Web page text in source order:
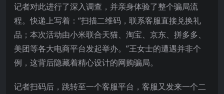
记者对此进行了深入调查，并亲身体验了整个骗局流
程。快递上写着：“扫描二维码，联系客服直接兑换礼
品；本次活动由小米联合天猫、淘宝、京东、拼多多、
美团等各大电商平台发起举办。”王女士的遭遇并非个
例，这背后隐藏着精心设计的网购骗局。
记者扫码后，跳转至一个客服平台，客服又发来一个二